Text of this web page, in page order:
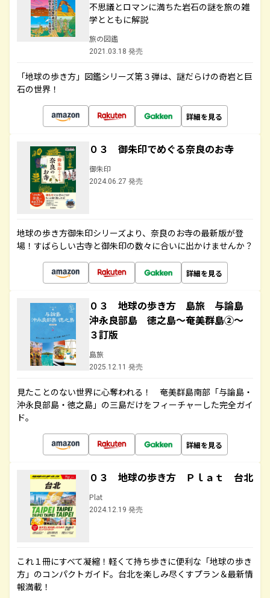
不思議とロマンに満ちた岩石の謎を旅の雑
学とともに解説
旅の図鑑
2021.03.18 発売
「地球の歩き方」図鑑シリーズ第３弾は、謎だらけの奇岩と巨
石の世界！
詳細を見る
０３ 御朱印でめぐる奈良のお寺
御朱印
2024.06.27 発売
地球の歩き方御朱印シリーズより、奈良のお寺の最新版が登
場！すばらしい古寺と御朱印の数々に合いに出かけませんか？
詳細を見る
０３ 地球の歩き方 島旅 与論島
沖永良部島 徳之島～奄美群島②～
３訂版
島旅
2025.12.11 発売
見たことのない世界に心奪われる！ 奄美群島南部「与論島・
沖永良部島・徳之島」の三島だけをフィーチャーした完全ガイ
ド。
詳細を見る
０３ 地球の歩き方 Ｐｌａｔ 台北
Plat
2024.12.19 発売
これ１冊にすべて凝縮！軽くて持ち歩きに便利な「地球の歩き
方」のコンパクトガイド。台北を楽しみ尽くすプラン＆最新情
報満載！